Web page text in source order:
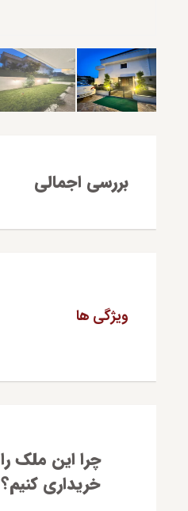
بررسی اجمالی
ویژگی ها
چرا این ملک را
خریداری کنیم؟